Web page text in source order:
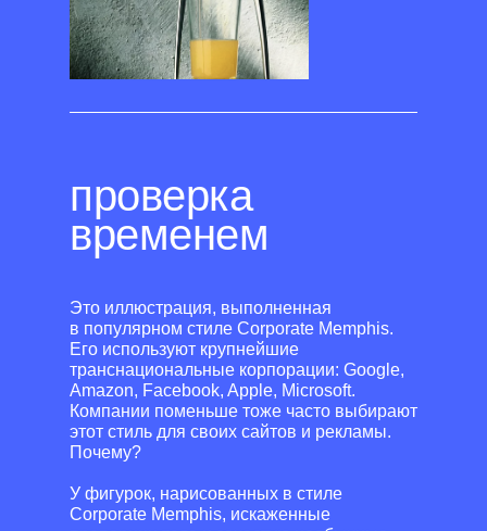
проверка
временем
Это иллюстрация, выполненная
в популярном стиле Corporate Memphis.
Его используют крупнейшие
транснациональные корпорации: Google,
Amazon, Facebook, Apple, Microsoft.
Компании поменьше тоже часто выбирают
этот стиль для своих сайтов и рекламы.
Почему?
У фигурок, нарисованных в стиле
Corporate Memphis, искаженные